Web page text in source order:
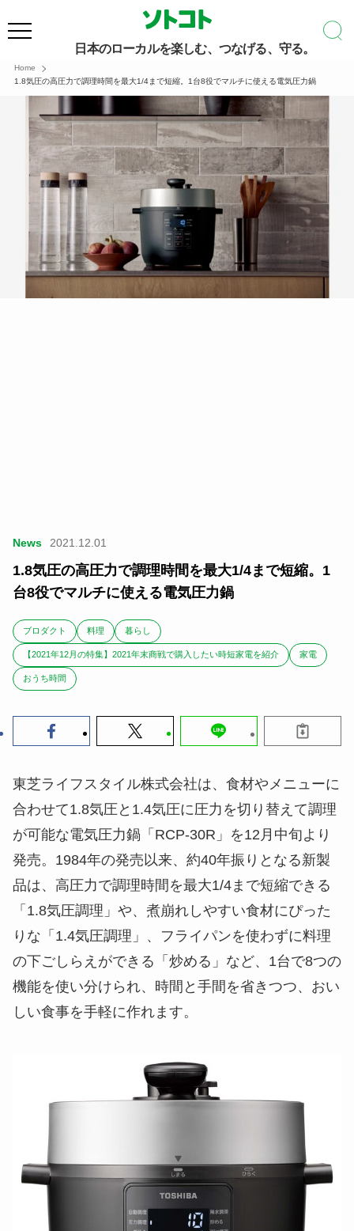
日本のローカルを楽しむ、つなげる、守る。
Home
1.8気圧の高圧力で調理時間を最大1/4まで短縮。1台8役でマルチに使える電気圧力鍋
News 2021.12.01
1.8気圧の高圧力で調理時間を最大1/4まで短縮。1
台8役でマルチに使える電気圧力鍋
ブロダクト 料理 暮らし
【2021年12月の特集】2021年末商戦で購入したい時短家電を紹介 家電
おうち時間
東芝ライフスタイル株式会社は、食材やメニューに
合わせて1.8気圧と1.4気圧に圧力を切り替えて調理
が可能な電気圧力鍋「RCP-30R」を12月中旬より
発売。1984年の発売以来、約40年振りとなる新製
品は、高圧力で調理時間を最大1/4まで短縮できる
「1.8気圧調理」や、煮崩れしやすい食材にぴった
りな「1.4気圧調理」、フライパンを使わずに料理
の下ごしらえができる「炒める」など、1台で8つの
機能を使い分けられ、時間と手間を省きつつ、おい
しい食事を手軽に作れます。